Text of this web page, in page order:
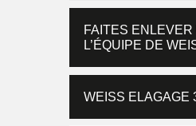
FAITES
L’ÉQUIPE DE
WEISS ELAGAGE